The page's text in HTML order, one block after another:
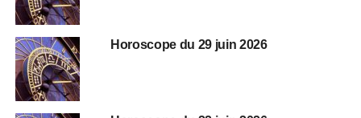
Horoscope du 29 juin 2026